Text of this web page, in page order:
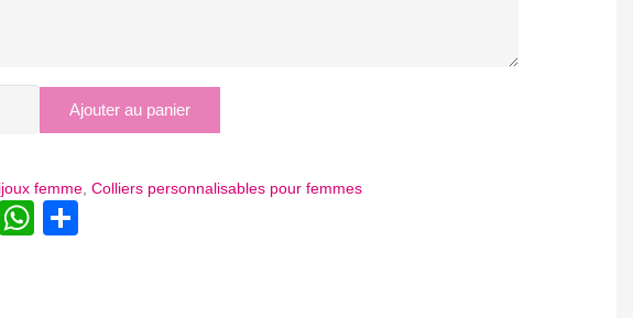
Ajouter au panier
femme ,Colliers personnalisables pour femmes
EmailWhatsApp